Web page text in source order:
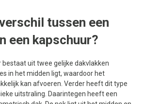
tussen een
een kapschuur?
bestaat uit twee gelijke dakvlakken
in het midden ligt, waardoor het
kan afvoeren. Verder heeft dit type
uitstraling. Daarintegen heeft een